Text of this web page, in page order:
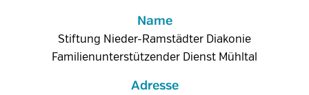
Name
Stiftung Nieder-Ramstädter Diakonie
Familienunterstützender Dienst Mühltal
Adresse